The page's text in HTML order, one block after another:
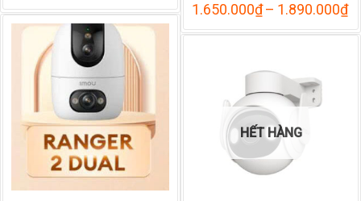
1.650.000₫– 1.890.000₫
từ
từ
900.000₫
990.000₫
HẾT HÀNG